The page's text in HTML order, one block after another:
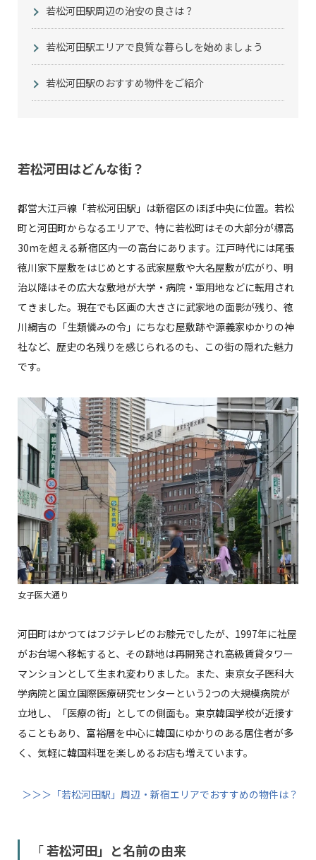
若松河田駅周辺の治安の良さは？
若松河田駅エリアで良質な暮らしを始めましょう
若松河田駅のおすすめ物件をご紹介
若松河田はどんな街？
都営大江戸線「若松河田駅」は新宿区のほぼ中央に位置。若松
町と河田町からなるエリアで、特に若松町はその大部分が標高
30mを超える新宿区内一の高台にあります。江戸時代には尾張
徳川家下屋敷をはじめとする武家屋敷や大名屋敷が広がり、明
治以降はその広大な敷地が大学・病院・軍用地などに転用され
てきました。現在でも区画の大きさに武家地の面影が残り、徳
川綱吉の「生類憐みの令」にちなむ屋敷跡や源義家ゆかりの神
社など、歴史の名残りを感じられるのも、この街の隠れた魅力
です。
女子医大通り
河田町はかつてはフジテレビのお膝元でしたが、1997年に社屋
がお台場へ移転すると、その跡地は再開発され高級賃貸タワー
マンションとして生まれ変わりました。また、東京女子医科大
学病院と国立国際医療研究センターという2つの大規模病院が
立地し、「医療の街」としての側面も。東京韓国学校が近接す
ることもあり、富裕層を中心に韓国にゆかりのある居住者が多
く、気軽に韓国料理を楽しめるお店も増えています。
＞＞＞「若松河田駅」周辺・新宿エリアでおすすめの物件は？
「若松河田」と名前の由来